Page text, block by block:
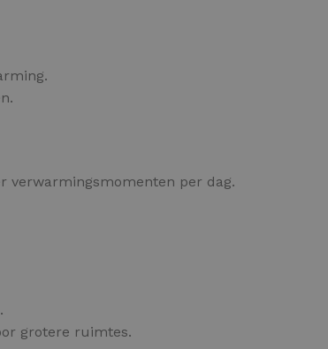
verwarmingsmomenten per dag.
.
grotere ruimtes.